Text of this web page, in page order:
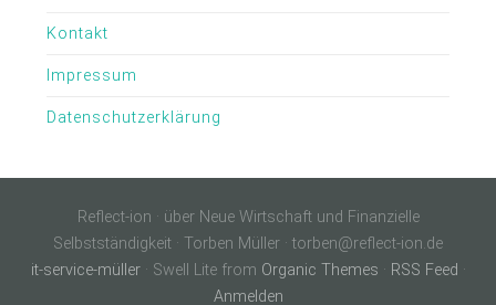
Kontakt
Impressum
Datenschutzerklärung
Reflect-ion · über Neue Wirtschaft und Finanzielle
Selbstständigkeit · Torben Müller · torben@reflect-ion.de
it-service-müller· Swell Lite from Organic Themes · RSS Feed ·
Anmelden